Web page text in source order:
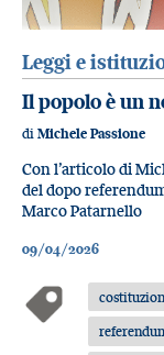
Leggi e
Il popolo è un
di Michele Passione
Con l’articolo di
del dopo
Marco Patarnello
09/04/2026